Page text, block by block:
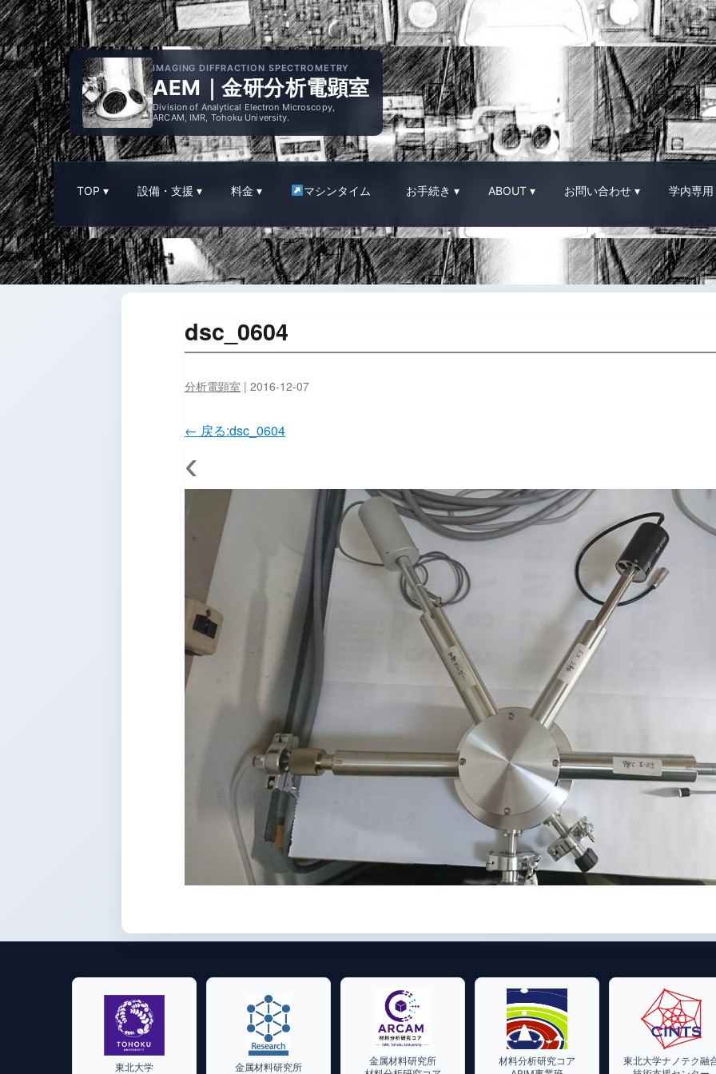
IMAGING DIFFRACTION SPECTROMETRY
AEM｜金研分析電顕室
Division of Analytical Electron Microscopy,
ARCAM, IMR, Tohoku University.
TOP 設備・支援 料金 マシンタイム お手続き ABOUT お問い合わせ 学内専用
dsc_0604
分析電顕室 | 2016-12-07
← 戻る:dsc_0604
‹
東北大学 金属材料研究所
金属材料研究所
材料分析研究コア
東北大学ナノテク融